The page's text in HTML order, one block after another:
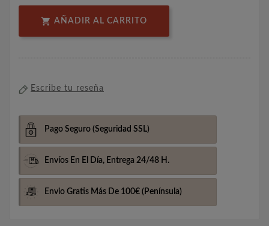
 AÑADIR AL CARRITO
Escribe tu reseña
Pago Seguro (Seguridad SSL)
Envíos En El Día, Entrega 24/48 H.
Envio Gratis Más De 100€ (Península)